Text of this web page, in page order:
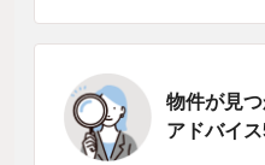
物件が見
アドバイ